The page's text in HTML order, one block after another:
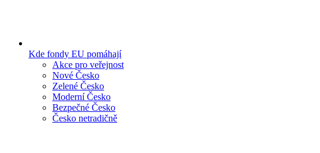
Kde fondy EU pomáhají
Akce pro veřejnost
Nové Česko
Zelené Česko
Moderní Česko
Bezpečné Česko
Česko netradičně